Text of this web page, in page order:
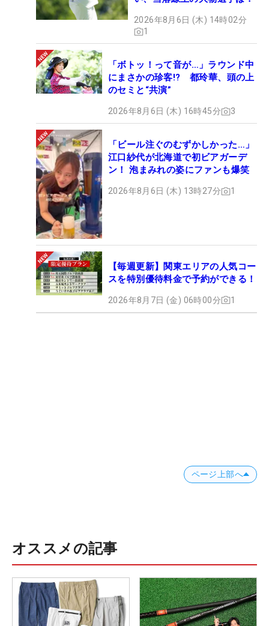
2026年8月6日 (木) 14時02分
1
「ボトッ！って音が…」ラウンド中
にまさかの珍客!? 都玲華、頭の上
のセミと“共演”
2026年8月6日 (木) 16時45分 3
「ビール注ぐのむずかしかった…」
江口紗代が北海道で初ビアガーデ
ン！ 泡まみれの姿にファンも爆笑
2026年8月6日 (木) 13時27分 1
【毎週更新】関東エリアの人気コー
スを特別優待料金で予約ができる！
2026年8月7日 (金) 06時00分 1
ページ上部へ
オススメの記事